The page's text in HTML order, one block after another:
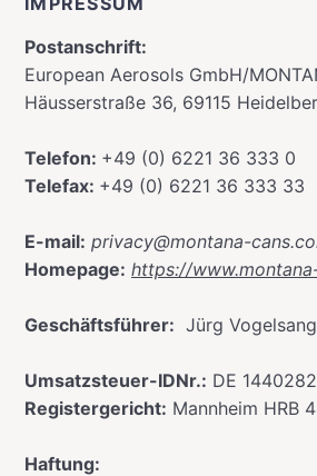
Postanschrift:
European Aerosols GmbH/
Häusserstraße 36, 69115
Telefon: +49 (0) 6221 36 333 0
Telefax: +49 (0) 6221 36 333 33
E-mail: privacy@montana-
Homepage: https://
Geschäftsführer: Jürg
Umsatzsteuer-IDNr.: DE
Registergericht: Mannheim HRB
Haftung: